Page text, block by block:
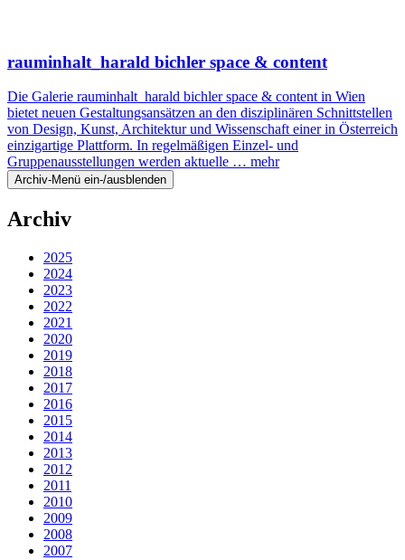
rauminhalt_harald bichler space & content
Die Galerie rauminhalt_harald bichler space & content in Wien
bietet neuen Gestaltungsansätzen an den disziplinären Schnittstellen
von Design, Kunst, Architektur und Wissenschaft einer in Österreich
einzigartige Plattform. In regelmäßigen Einzel- und
Gruppenausstellungen werden aktuelle … mehr
Archiv-Menü ein-/ausblenden
Archiv
2025
2024
2023
2022
2021
2020
2019
2018
2017
2016
2015
2014
2013
2012
2011
2010
2009
2008
2007